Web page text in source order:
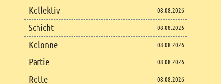
Kollektiv 08.08.2026
Schicht 08.08.2026
Kolonne 08.08.2026
Partie 08.08.2026
Rotte 08.08.2026